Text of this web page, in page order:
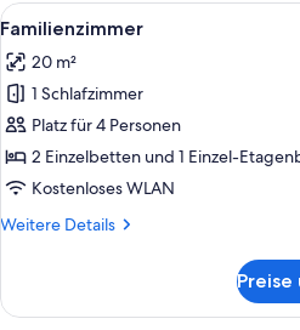
Alle
Fotos
für
Familienzimmer
anzeigen
6
Familienzimmer
20 m²
1 Schlafzimmer
Platz für 4 Personen
2 Einzelbetten und 1 Einzel-
Kostenloses WLAN
Weitere Details
Weitere